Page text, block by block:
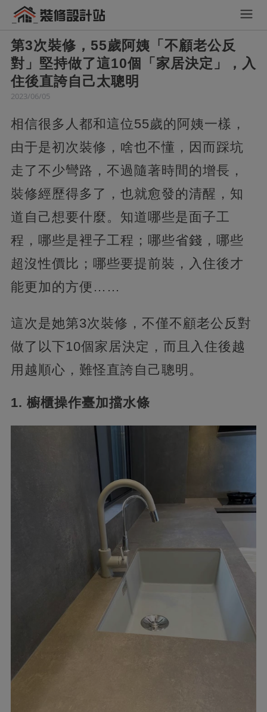
第3次裝修，55歲阿姨「不顧老公反
對」堅持做了這10個「家居決定」，入
住後直誇自己太聰明
2023/06/05
相信很多人都和這位55歲的阿姨一樣，
由于是初次裝修，啥也不懂，因而踩坑
走了不少彎路，不過隨著時間的增長，
裝修經歷得多了，也就愈發的清醒，知
道自己想要什麼。知道哪些是面子工
程，哪些是裡子工程；哪些省錢，哪些
超沒性價比；哪些要提前裝，入住後才
能更加的方便……
這次是她第3次裝修，不僅不顧老公反對
做了以下10個家居決定，而且入住後越
用越順心，難怪直誇自己聰明。
1. 櫥櫃操作臺加擋水條